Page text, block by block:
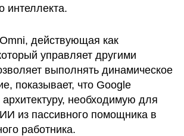
интеллекта.
действующая как
управляет другими
выполнять динамическое
показывает, что Google
необходимую для
из пассивного помощника в
работника.